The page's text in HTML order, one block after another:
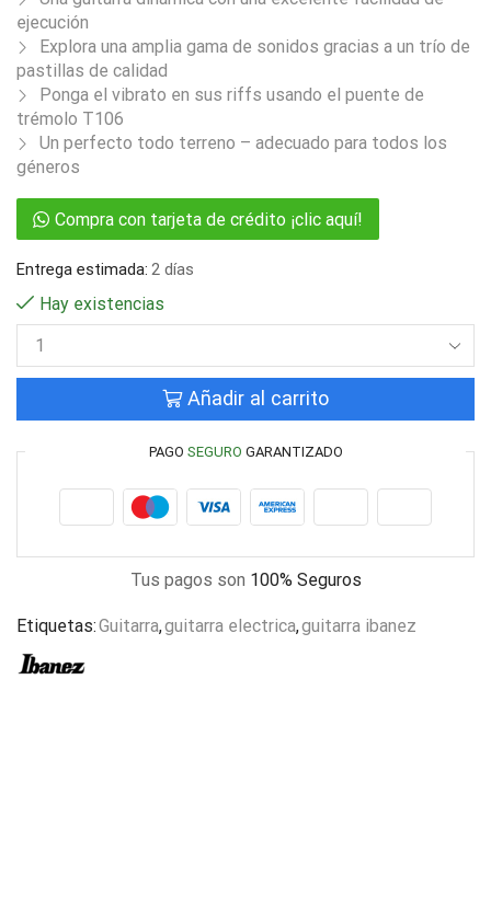
ejecución
Explora una amplia gama de sonidos gracias a un trío de
pastillas de calidad
Ponga el vibrato en sus riffs usando el puente de
trémolo T106
Un perfecto todo terreno – adecuado para todos los
géneros
Compra con tarjeta de crédito ¡clic aquí!
Entrega estimada: 2 días
Hay existencias
Añadir al carrito
PAGO SEGURO GARANTIZADO
Tus pagos son 100% Seguros
Etiquetas:Guitarra,guitarra electrica,guitarra ibanez